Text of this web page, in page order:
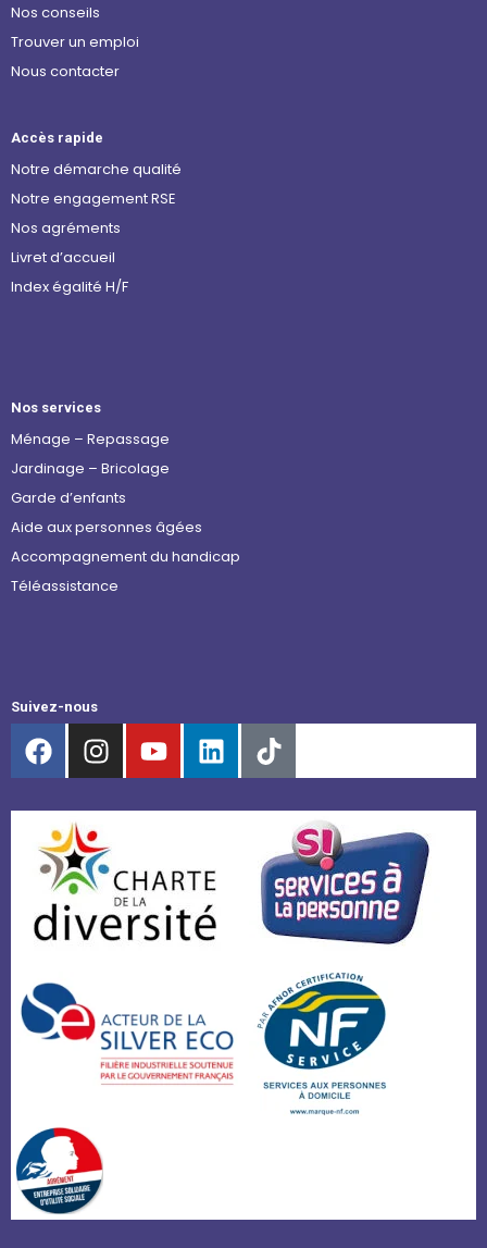
Nos conseils
Trouver un emploi
Nous contacter
Accès rapide
Notre démarche qualité
Notre engagement RSE
Nos agréments
Livret d’accueil
Index égalité H/F
Nos services
Ménage – Repassage
Jardinage – Bricolage
Garde d’enfants
Aide aux personnes âgées
Accompagnement du handicap
Téléassistance
Suivez-nous